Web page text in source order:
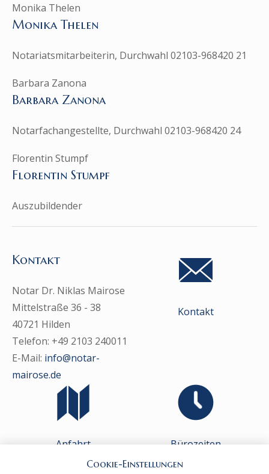
Monika Thelen
Monika Thelen
Notariatsmitarbeiterin, Durchwahl 02103-968420 21
Barbara Zanona
Barbara Zanona
Notarfachangestellte, Durchwahl 02103-968420 24
Florentin Stumpf
Florentin Stumpf
Auszubildender
Kontakt
Notar Dr. Niklas Mairose
Mittelstraße 36 - 38
40721 Hilden
Telefon: +49 2103 240011
E-Mail: info@notar-
mairose.de
Kontakt
Anfahrt Bürozeiten
Cookie-Einstellungen